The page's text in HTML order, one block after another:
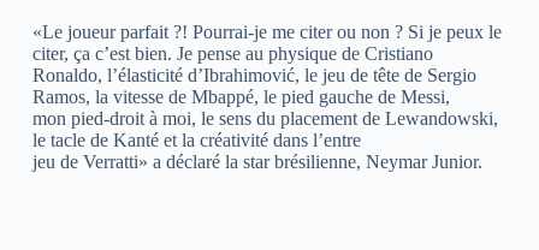
«Le joueur parfait ?! Pourrai-je me citer ou non ? Si je peux le
citer, ça c’est bien. Je pense au physique de Cristiano
Ronaldo, l’élasticité d’Ibrahimović, le jeu de tête de Sergio
Ramos, la vitesse de Mbappé, le pied gauche de Messi,
mon pied-droit à moi, le sens du placement de Lewandowski,
le tacle de Kanté et la créativité dans l’entre
jeu de Verratti» a déclaré la star brésilienne, Neymar Junior.